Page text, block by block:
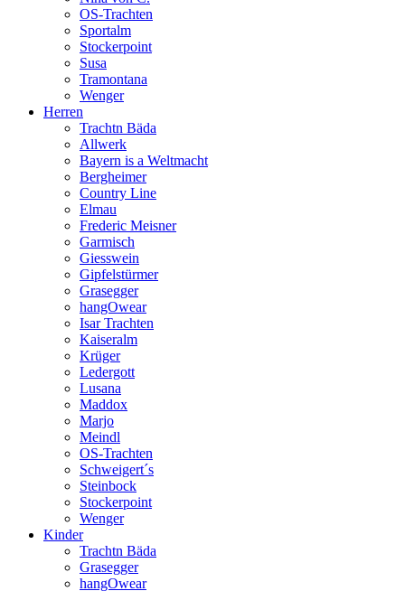
OS-Trachten
Sportalm
Stockerpoint
Susa
Tramontana
Wenger
Herren
Trachtn Bäda
Allwerk
Bayern is a Weltmacht
Bergheimer
Country Line
Elmau
Frederic Meisner
Garmisch
Giesswein
Gipfelstürmer
Grasegger
hangOwear
Isar Trachten
Kaiseralm
Krüger
Ledergott
Lusana
Maddox
Marjo
Meindl
OS-Trachten
Schweigert´s
Steinbock
Stockerpoint
Wenger
Kinder
Trachtn Bäda
Grasegger
hangOwear